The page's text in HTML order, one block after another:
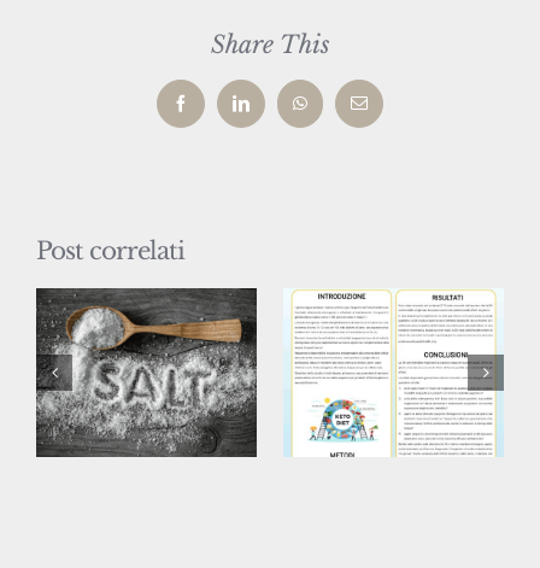
Share This
FacebookLinkedInWhatsAppEmail
Post correlati